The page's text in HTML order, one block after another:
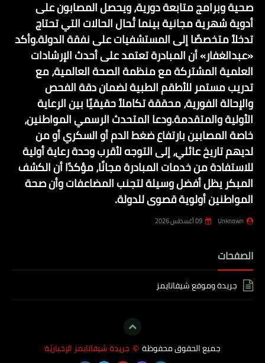
صحية وبرامج متابعة دورية، ويحصل المصابون على
أدوية شهرية مجانية بينما تُحال الحالات التي تحتاج
تدخلاً متخصصًا إلى المستشفيات على نفقة الدولة.وأكد
«عبدالغفار» أن المبادرة تعتمد على أحدث الإرشادات
العلمية المشتركة مع منظمة الصحة العالمية، مع
تدريب مستمر للأطقم الطبية لضمان دقة الفحص
والإحالة الفورية، محققة تكاملاً حقيقيًا بين الرعاية
الأولية والمتقدمة.ودعا المتحدث الرسمي المواطنين،
خاصة المصابين بارتفاع ضغط الدم أو السكري أو من
لديهم تاريخ عائلي، إلى التوجه لأقرب وحدة رعاية أولية
للاستفادة من خدمات المبادرة مجانًا، مؤكدًا أن الكشف
المبكر يظل أفضل وسيلة لتجنب المضاعفات وأن صحة
المواطنين أولوية قصوى للدولة.
Unknown 09 أغسطس 2026
الصفحات
جريدة وموقع شيفاتايمز
جميع الحقوق محفوظة © جريدة شيفاتايمز الإخباريّة